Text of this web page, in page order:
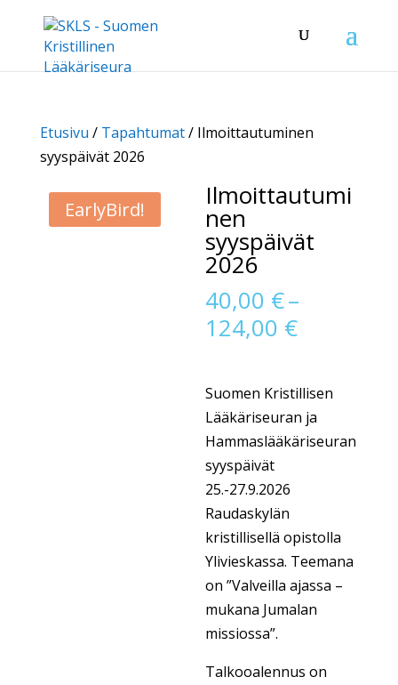
Etusivu / Tapahtumat/ Ilmoittautuminen
syyspäivät 2026
EarlyBird! Ilmoittautumi
nen
syyspäivät
2026
40,00 €–
124,00 €
124,00 €
Suomen Kristillisen
Lääkäriseuran ja
Hammaslääkäriseuran
syyspäivät
25.-27.9.2026
Raudaskylän
kristillisellä opistolla
Ylivieskassa. Teemana
on ”Valveilla ajassa –
mukana Jumalan
missiossa”.
Talkooalennus on